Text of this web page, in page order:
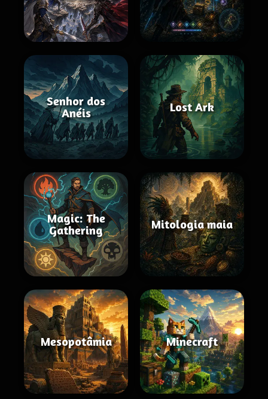
Senhor dos
Anéis
Lost Ark
Magic: The
Gathering
Mitologia maia
Mesopotâmia Minecraft